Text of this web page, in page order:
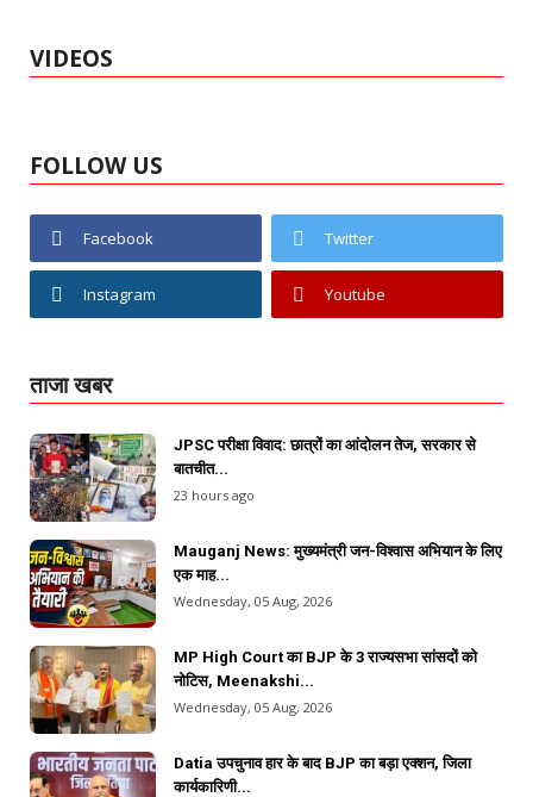
VIDEOS
FOLLOW US
Facebook Twitter
Instagram Youtube
ताजा खबर
JPSC परीक्षा विवाद: छात्रों का आंदोलन तेज, सरकार से
बातचीत...
23 hours ago
Mauganj News: मुख्यमंत्री जन-विश्वास अभियान के लिए
एक माह...
Wednesday, 05 Aug, 2026
MP High Court का BJP के 3 राज्यसभा सांसदों को
नोटिस, Meenakshi...
Wednesday, 05 Aug, 2026
Datia उपचुनाव हार के बाद BJP का बड़ा एक्शन, जिला
कार्यकारिणी...